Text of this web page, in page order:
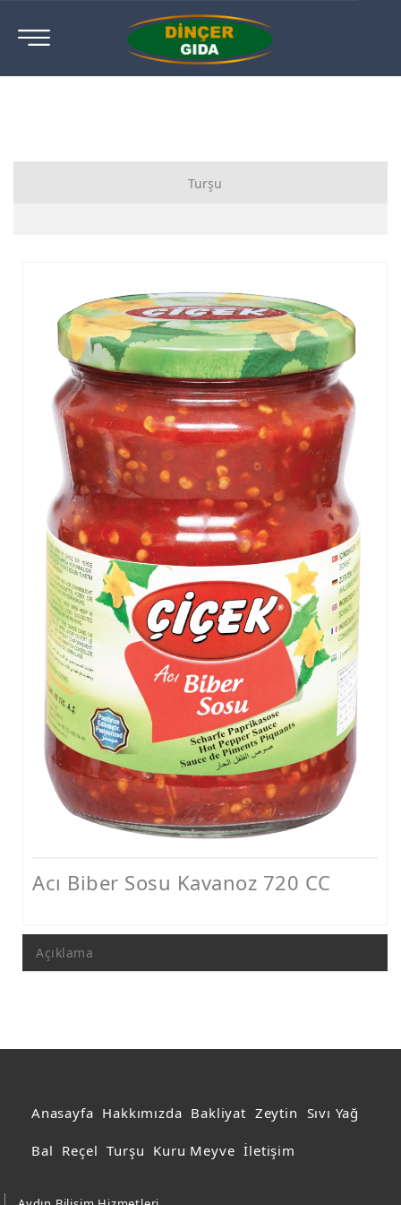
Turşu
Yakan Biber Turşusu
Biberiye Turşusu
Jalapeno Turşusu
Frenk Biber Turşusu
Kiraz Biber Turşusu
Lahana Turşusu
Ev Tipi Çubuk Salatalık Turşusu
Salamura Asma Bağ Yaprağı
Yunan Biber Turşusu
Havuç Turşusu
Pancar Turşusu
Sarımsak Turşusu
Badem Turşusu
Kelek Turşusu
Lombardi Biber Turşusu
Acur Turşusu
Catering Ürünler
Acı Biber Sosu Kavanoz 720 CC
Açıklama
Anasayfa Hakkımızda Bakliyat Zeytin Sıvı Yağ
Bal Reçel Turşu Kuru Meyve İletişim